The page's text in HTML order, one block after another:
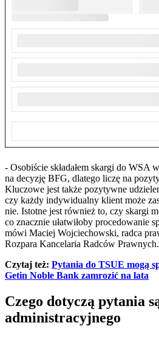
- Osobiście składałem skargi do WSA
na decyzję BFG, dlatego liczę na
Kluczowe jest także pozytywne
czy każdy indywidualny klient może
nie. Istotne jest również to, czy skargi
co znacznie ułatwiłoby procedowanie
mówi Maciej Wojciechowski, radca
Rozpara Kancelaria Radców Prawnych.
Czytaj też: Pytania do TSUE mogą
Getin Noble Bank zamrozić na lata
Czego dotyczą pytania
administracyjnego